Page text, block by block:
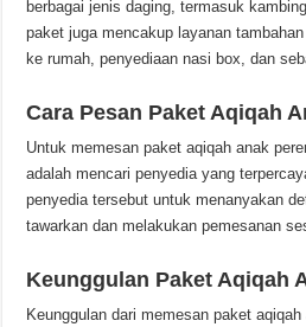
berbagai jenis daging, termasuk
paket juga mencakup layanan
ke rumah, penyediaan nasi box, dan
Cara Pesan Paket Aqiqah
Untuk memesan paket aqiqah anak
adalah mencari penyedia yang
penyedia tersebut untuk menanyakan
tawarkan dan melakukan pemesanan
Keunggulan Paket Aqiqah
Keunggulan dari memesan paket